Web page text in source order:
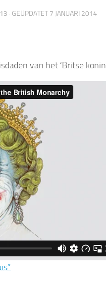
· GEÜPDATET 7 JANUARI 2014
van het ‘Britse